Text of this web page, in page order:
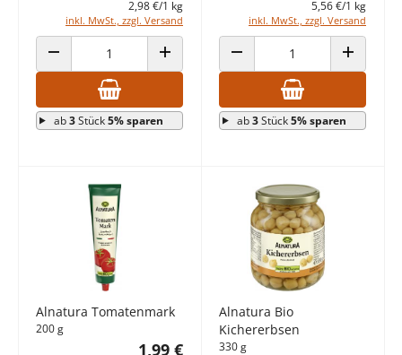
2,98 €/1 kg
inkl. MwSt., zzgl. Versand
ANZAHL VERRINGERN ANZAHL ERHÖHEN
ab3Stück5% sparen
5,56 €/1 kg
inkl. MwSt., zzgl. Versand
ANZAHL VERRINGERN ANZAHL
ab3Stück5% sparen
Alnatura Tomatenmark
200 g
1,99 €
Alnatura Bio
Kichererbsen
330 g